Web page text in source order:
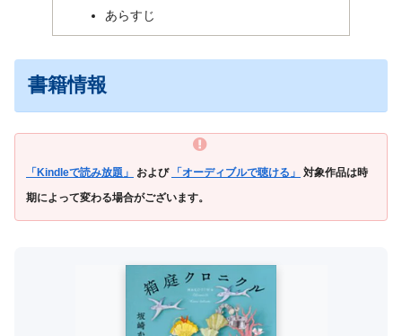
あらすじ
書籍情報
「Kindleで読み放題」 および 「オーディブルで聴ける」
対象作品は時
期によって変わる場合がございます。